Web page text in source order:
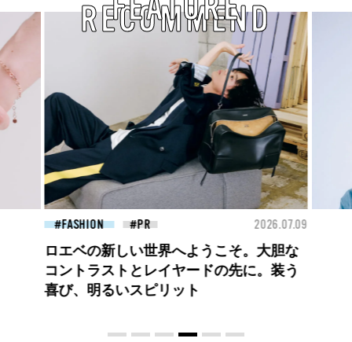
RECOMMEND
BEAUTY 2026.07.09
夏のパーマ、さらにあか抜け。N.（エヌ
ドット）のスタイリングアイテムで作る
旬ヘアのテクニックを、人気３サロンに